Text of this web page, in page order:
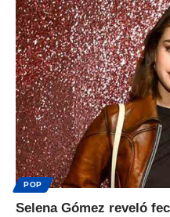
POP
Selena Gómez reveló